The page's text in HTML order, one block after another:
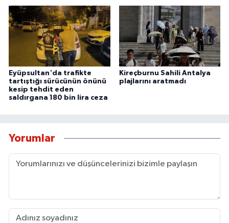
Eyüpsultan'da trafikte
tartıştığı sürücünün önünü
kesip tehdit eden
saldırgana 180 bin lira ceza
Kireçburnu Sahili Antalya
plajlarını aratmadı
Yorumlar